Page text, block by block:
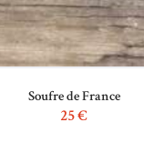
Soufre de France
25€